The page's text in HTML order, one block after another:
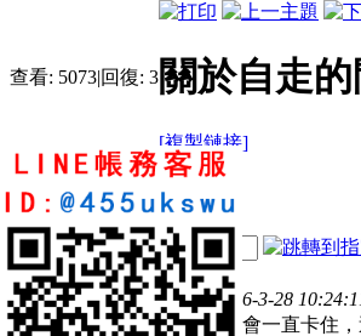
查看: 5073|回復: 3 關於自走
[複製鏈接]
mp512170122
2
主題
3
帖子
36
積分
新手上路
電梯直達
樓主
發表於 2016-3-28
開聖手走路都會一直卡住